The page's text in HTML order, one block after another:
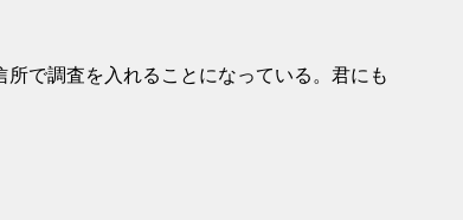
で調査を入れることになっている。君にも